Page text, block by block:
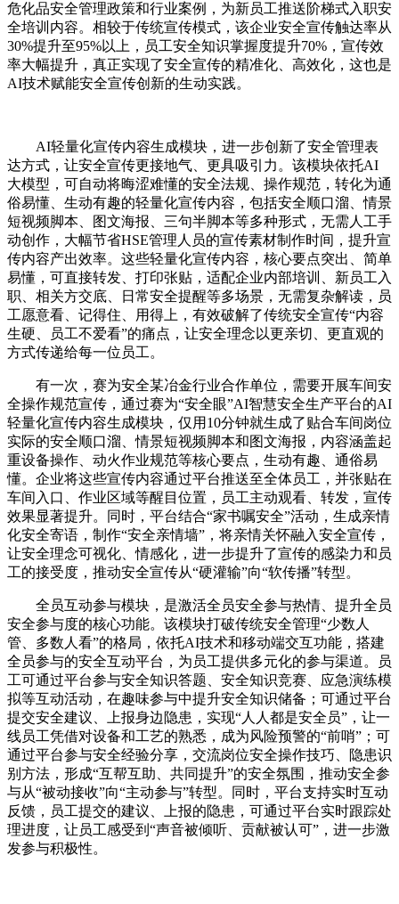
危化品安全管理政策和行业案例，为新员工推送阶梯式入职安
全培训内容。相较于传统宣传模式，该企业安全宣传触达率从
30%提升至95%以上，员工安全知识掌握度提升70%，宣传效
率大幅提升，真正实现了安全宣传的精准化、高效化，这也是
AI技术赋能安全宣传创新的生动实践。
AI轻量化宣传内容生成模块，进一步创新了安全管理表
达方式，让安全宣传更接地气、更具吸引力。该模块依托AI
大模型，可自动将晦涩难懂的安全法规、操作规范，转化为通
俗易懂、生动有趣的轻量化宣传内容，包括安全顺口溜、情景
短视频脚本、图文海报、三句半脚本等多种形式，无需人工手
动创作，大幅节省HSE管理人员的宣传素材制作时间，提升宣
传内容产出效率。这些轻量化宣传内容，核心要点突出、简单
易懂，可直接转发、打印张贴，适配企业内部培训、新员工入
职、相关方交底、日常安全提醒等多场景，无需复杂解读，员
工愿意看、记得住、用得上，有效破解了传统安全宣传“内容
生硬、员工不爱看”的痛点，让安全理念以更亲切、更直观的
方式传递给每一位员工。
有一次，赛为安全某冶金行业合作单位，需要开展车间安
全操作规范宣传，通过赛为“安全眼”AI智慧安全生产平台的AI
轻量化宣传内容生成模块，仅用10分钟就生成了贴合车间岗位
实际的安全顺口溜、情景短视频脚本和图文海报，内容涵盖起
重设备操作、动火作业规范等核心要点，生动有趣、通俗易
懂。企业将这些宣传内容通过平台推送至全体员工，并张贴在
车间入口、作业区域等醒目位置，员工主动观看、转发，宣传
效果显著提升。同时，平台结合“家书嘱安全”活动，生成亲情
化安全寄语，制作“安全亲情墙”，将亲情关怀融入安全宣传，
让安全理念可视化、情感化，进一步提升了宣传的感染力和员
工的接受度，推动安全宣传从“硬灌输”向“软传播”转型。
全员互动参与模块，是激活全员安全参与热情、提升全员
安全参与度的核心功能。该模块打破传统安全管理“少数人
管、多数人看”的格局，依托AI技术和移动端交互功能，搭建
全员参与的安全互动平台，为员工提供多元化的参与渠道。员
工可通过平台参与安全知识答题、安全知识竞赛、应急演练模
拟等互动活动，在趣味参与中提升安全知识储备；可通过平台
提交安全建议、上报身边隐患，实现“人人都是安全员”，让一
线员工凭借对设备和工艺的熟悉，成为风险预警的“前哨”；可
通过平台参与安全经验分享，交流岗位安全操作技巧、隐患识
别方法，形成“互帮互助、共同提升”的安全氛围，推动安全参
与从“被动接收”向“主动参与”转型。同时，平台支持实时互动
反馈，员工提交的建议、上报的隐患，可通过平台实时跟踪处
理进度，让员工感受到“声音被倾听、贡献被认可”，进一步激
发参与积极性。